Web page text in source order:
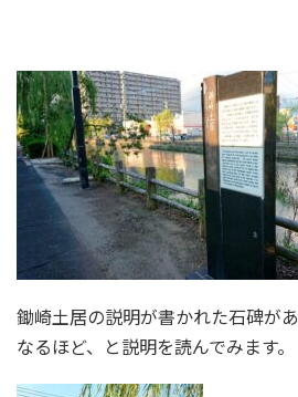
鋤崎土居の説明が書かれた石碑が
なるほど、と説明を読んでみます。